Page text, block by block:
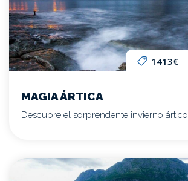
1413€
MAGIA ÁRTICA
Descubre el sorprendente invierno ártico